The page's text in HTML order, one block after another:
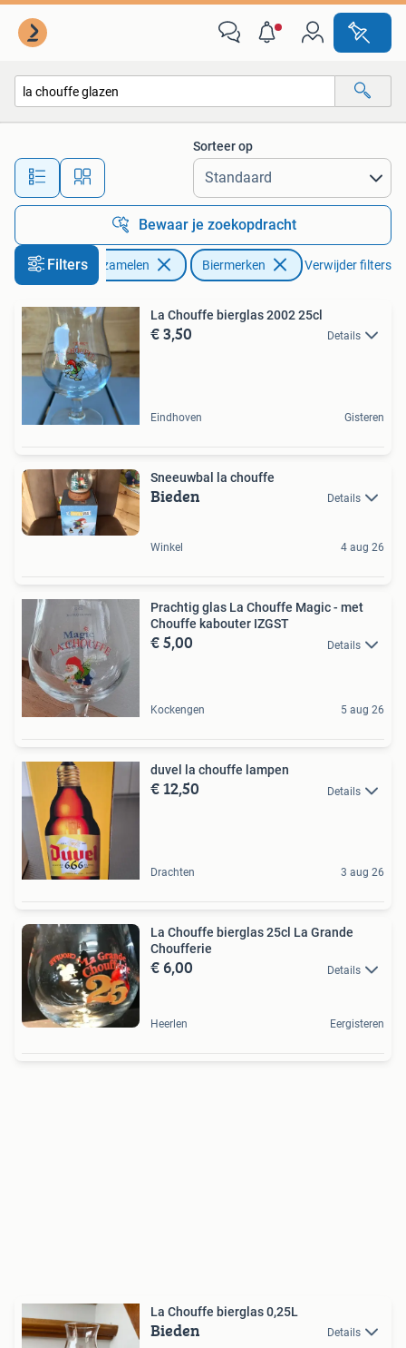
Alle afstanden…
Sorteer op
Bewaar je zoekopdracht
FiltersVerzamelen Biermerken Verwijder filters
La Chouffe bierglas 2002 25cl
€ 3,50 Details
Eindhoven Gisteren
Sneeuwbal la chouffe
Bieden Details
Winkel 4 aug 26
Prachtig glas La Chouffe Magic - met
Chouffe kabouter IZGST
€ 5,00 Details
Kockengen 5 aug 26
duvel la chouffe lampen
€ 12,50 Details
Drachten 3 aug 26
La Chouffe bierglas 25cl La Grande
Choufferie
€ 6,00 Details
Heerlen Eergisteren
La Chouffe bierglas 0,25L
Bieden Details